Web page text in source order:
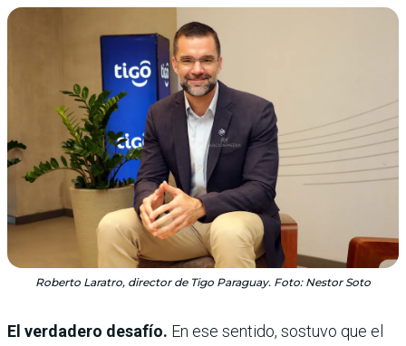
Roberto Laratro, director de Tigo Paraguay. Foto: Nestor Soto
El verdadero desafío. En ese sentido, sostuvo que el